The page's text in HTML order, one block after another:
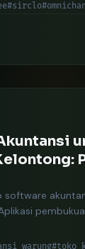
#sirclo
software
warung#toko